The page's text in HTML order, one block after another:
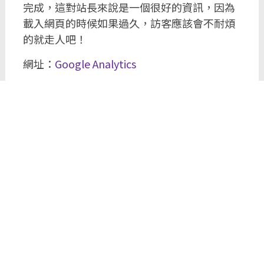
完成，這對站長來說是一個很好的資訊，因為
載入網頁的時候如果過久，訪客應該會不耐煩
的就走人吧！
網址： Google Analytics